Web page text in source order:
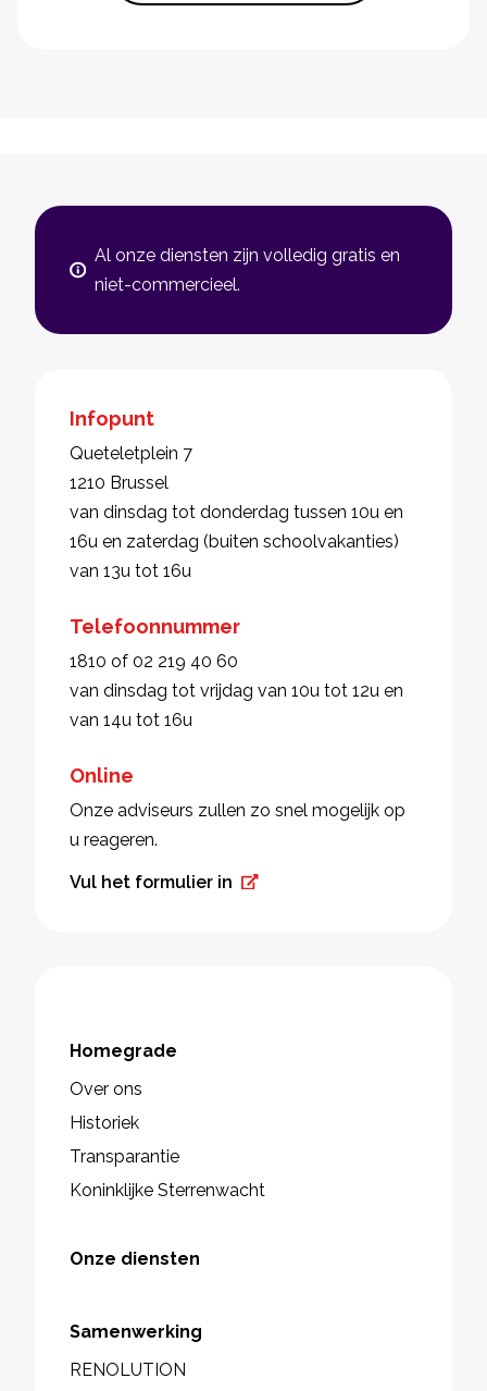
Al onze diensten zijn volledig gratis en
niet-commercieel.
Infopunt
Queteletplein 7
1210 Brussel
van dinsdag tot donderdag tussen 10u en
16u en zaterdag (buiten schoolvakanties)
van 13u tot 16u
Telefoonnummer
1810 of 02 219 40 60
van dinsdag tot vrijdag van 10u tot 12u en
van 14u tot 16u
Online
Onze adviseurs zullen zo snel mogelijk op
u reageren.
Vul het formulier in
Homegrade
Over ons
Historiek
Transparantie
Koninklijke Sterrenwacht
Onze diensten
Samenwerking
RENOLUTION